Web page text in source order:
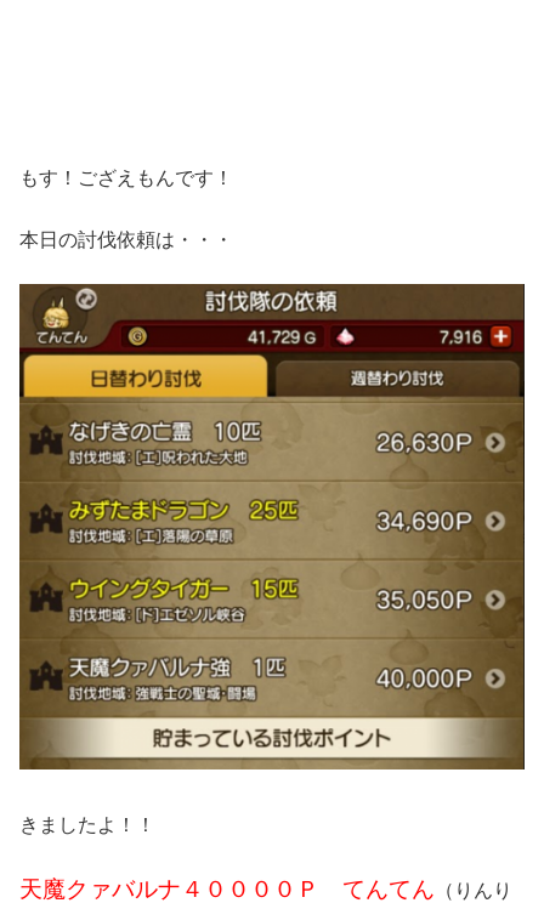
もす！ござえもんです！
本日の討伐依頼は・・・
きましたよ！！
天魔クァバルナ４００００Ｐ てんてん （りんり